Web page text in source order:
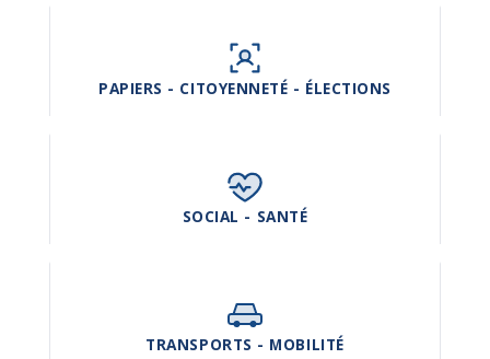
PAPIERS - CITOYENNETÉ - ÉLECTIONS
SOCIAL - SANTÉ
TRANSPORTS - MOBILITÉ